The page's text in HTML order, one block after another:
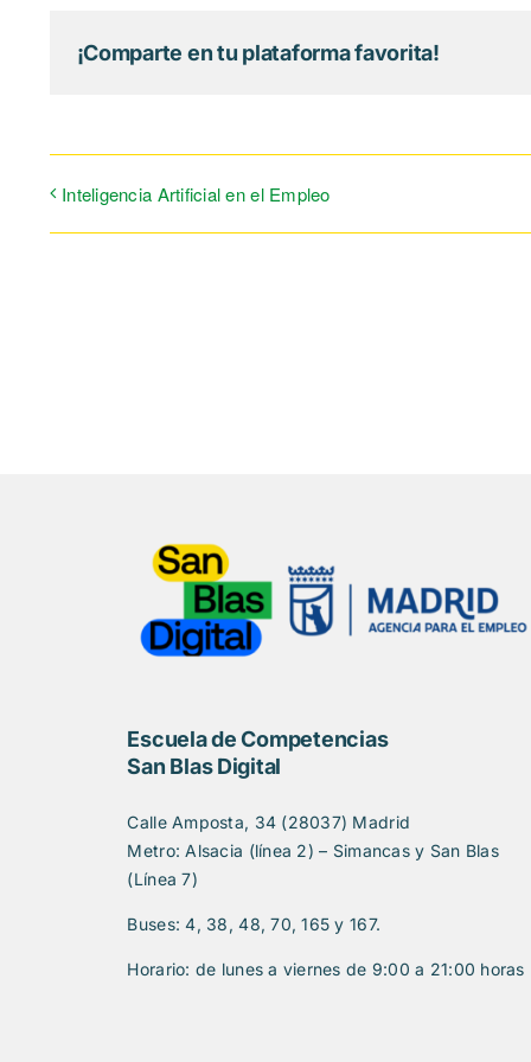
¡Comparte en tu plataforma favorita!
Inteligencia Artificial en el Empleo
Escuela de Competencias
San Blas Digital
Calle Amposta, 34 (28037) Madrid
Metro: Alsacia (línea 2) – Simancas y San Blas
(Línea 7)
Buses: 4, 38, 48, 70, 165 y 167.
Horario: de lunes a viernes de 9:00 a 21:00 horas